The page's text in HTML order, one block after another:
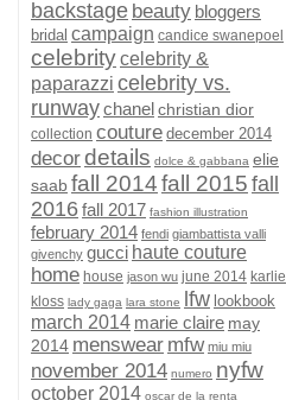
backstage beauty bloggers
bridal campaign candice swanepoel
celebritycelebrity &
paparazzi celebrity vs.
runwaychanelchristian dior
collection couture december 2014
decordetails dolce & gabbana elie
saabfall 2014fall 2015 fall
2016fall 2017 fashion illustration
february 2014 fendi giambattista valli
givenchy gucci haute couture
home house jason wu june 2014 karlie
kloss lady gaga lara stone lfw lookbook
march 2014 marie claire may
2014 menswear mfw miu miu
november 2014 numero nyfw
october 2014 oscar de la renta